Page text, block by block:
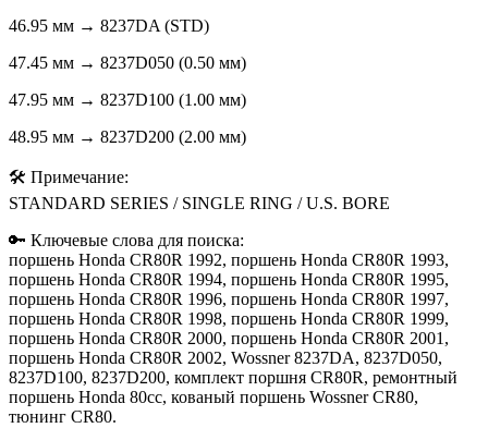
46.95 мм → 8237DA (STD)
47.45 мм → 8237D050 (0.50 мм)
47.95 мм → 8237D100 (1.00 мм)
48.95 мм → 8237D200 (2.00 мм)
🛠️ Примечание:
STANDARD SERIES / SINGLE RING / U.S. BORE
🔑 Ключевые слова для поиска:
поршень Honda CR80R 1992, поршень Honda CR80R 1993,
поршень Honda CR80R 1994, поршень Honda CR80R 1995,
поршень Honda CR80R 1996, поршень Honda CR80R 1997,
поршень Honda CR80R 1998, поршень Honda CR80R 1999,
поршень Honda CR80R 2000, поршень Honda CR80R 2001,
поршень Honda CR80R 2002, Wossner 8237DA, 8237D050,
8237D100, 8237D200, комплект поршня CR80R, ремонтный
поршень Honda 80cc, кованый поршень Wossner CR80,
тюнинг CR80.